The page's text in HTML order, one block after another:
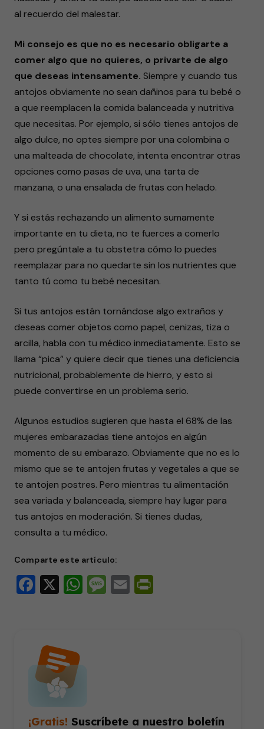
al recuerdo del malestar.
Mi consejo es que no es necesario obligarte a
comer algo que no quieres, o privarte de algo
que deseas intensamente. Siempre y cuando tus
antojos obviamente no sean dañinos para tu bebé o
a que reemplacen la comida balanceada y nutritiva
que necesitas. Por ejemplo, si sólo tienes antojos de
algo dulce, no optes siempre por una colombina o
una malteada de chocolate, intenta encontrar otras
opciones como pasas de uva, una tarta de
manzana, o una ensalada de frutas con helado.
Y si estás rechazando un alimento sumamente
importante en tu dieta, no te fuerces a comerlo
pero pregúntale a tu obstetra cómo lo puedes
reemplazar para no quedarte sin los nutrientes que
tanto tú como tu bebé necesitan.
Si tus antojos están tornándose algo extraños y
deseas comer objetos como papel, cenizas, tiza o
arcilla, habla con tu médico inmediatamente. Esto se
llama “pica” y quiere decir que tienes una deficiencia
nutricional, probablemente de hierro, y esto si
puede convertirse en un problema serio.
Algunos estudios sugieren que hasta el 68% de las
mujeres embarazadas tiene antojos en algún
momento de su embarazo. Obviamente que no es lo
mismo que se te antojen frutas y vegetales a que se
te antojen postres. Pero mientras tu alimentación
sea variada y balanceada, siempre hay lugar para
tus antojos en moderación. Si tienes dudas,
consulta a tu médico.
Comparte este artículo:
Facebook
X WhatsApp
Message
Email
¡Gratis! Suscríbete a nuestro boletín